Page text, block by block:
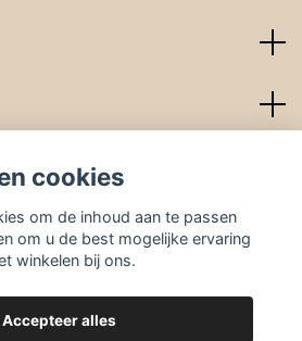
cookies
om de inhoud aan te passen
om u de best mogelijke ervaring
winkelen bij ons.
Accepteer alles